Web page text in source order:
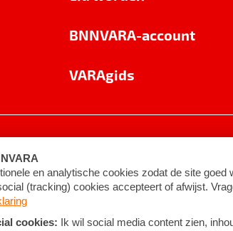
BNNVARA-account
VARAgids
voorwaarden ©2026BNNVARA